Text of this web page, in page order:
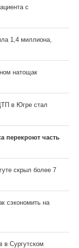
с
1,4 миллиона,
натощак
в Югре стал
перекроют часть
скрыл более 7
сэкономить на
в Сургутском